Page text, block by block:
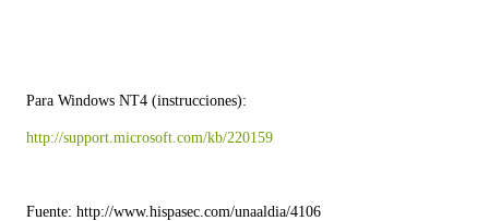
Para Windows NT4 (instrucciones):
http://support.microsoft.com/kb/220159
Fuente: http://www.hispasec.com/unaaldia/4106